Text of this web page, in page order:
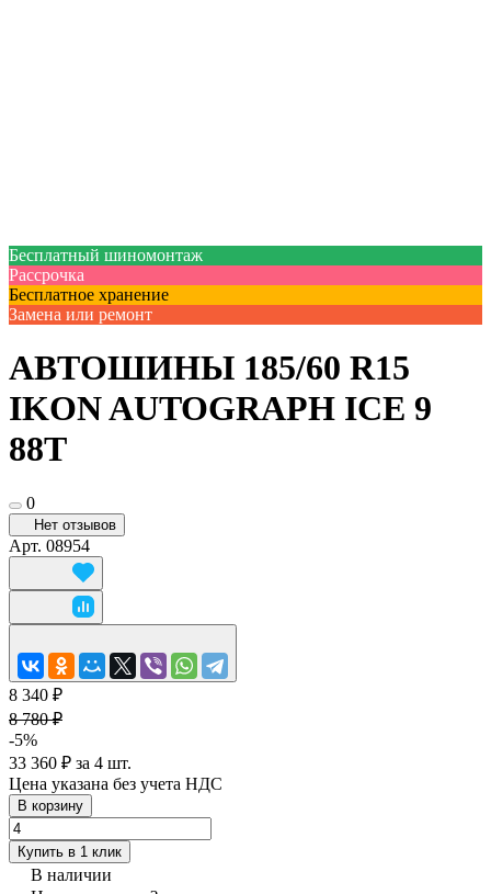
Бесплатный шиномонтаж
Рассрочка
Бесплатное хранение
Замена или ремонт
АВТОШИНЫ 185/60 R15
IKON AUTOGRAPH ICE 9
88T
0
Нет отзывов
Арт. 08954
8 340 ₽
8 780 ₽
-5%
33 360 ₽ за 4 шт.
Цена указана без учета НДС
В корзину
Купить в 1 клик
В наличии